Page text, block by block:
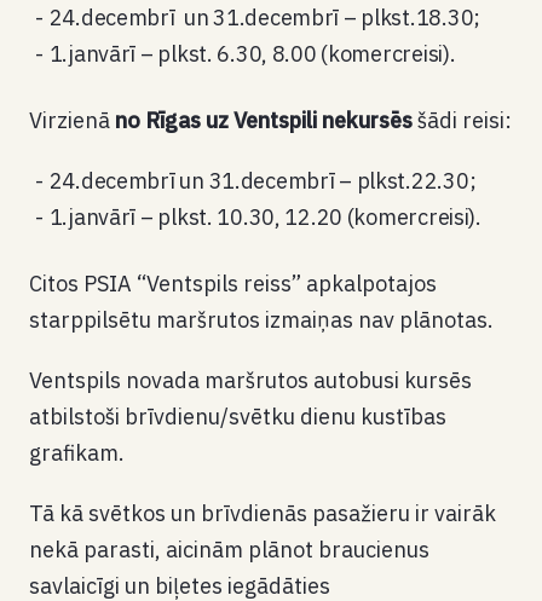
24.decembrī un 31.decembrī – plkst.18.30;
1.janvārī – plkst. 6.30, 8.00 (komercreisi).
Virzienā no Rīgas uz Ventspili nekursēsšādi reisi:
24.decembrī un 31.decembrī – plkst.22.30;
1.janvārī – plkst. 10.30, 12.20 (komercreisi).
Citos PSIA “Ventspils reiss” apkalpotajos
starppilsētu maršrutos izmaiņas nav plānotas.
Ventspils novada maršrutos autobusi kursēs
atbilstoši brīvdienu/svētku dienu kustības
grafikam.
Tā kā svētkos un brīvdienās pasažieru ir vairāk
nekā parasti, aicinām plānot braucienus
savlaicīgi un biļetes iegādāties